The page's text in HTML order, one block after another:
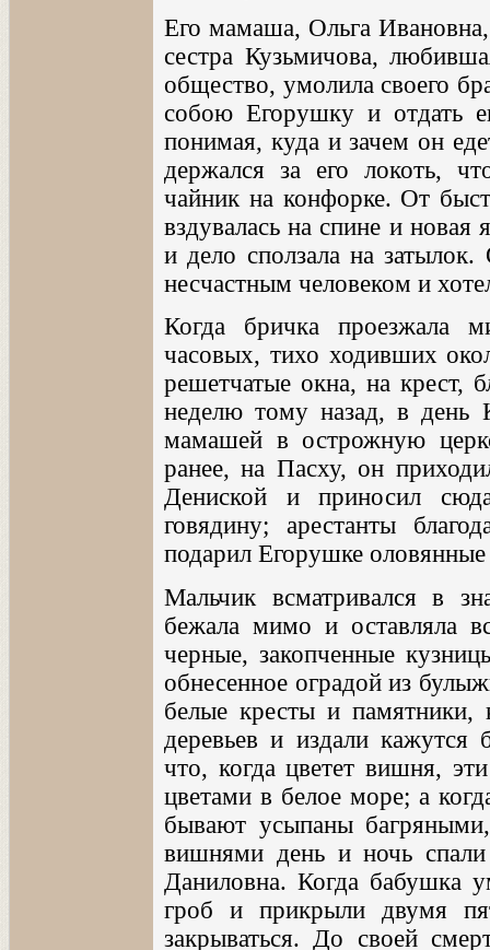
Его мамаша, Ольга Ивановна,
сестра Кузьмичова,
общество, умолила своего
собою Егорушку и отдать
понимая, куда и зачем он
держался за его локоть,
чайник на конфорке. От
вздувалась на спине и
и дело сползала на
несчастным человеком и
Когда бричка проезжала
часовых, тихо ходивших
решетчатые окна, на крест,
неделю тому назад, в день
мамашей в острожную
ранее, на Пасху, он
Дениской и приносил
говядину; арестанты
подарил Егорушке оловянные
Мальчик всматривался в
бежала мимо и оставляла
черные, закопченные
обнесенное оградой из
белые кресты и памятники,
деревьев и издали
что, когда цветет вишня,
цветами в белое море; а
бывают усыпаны
вишнями день и ночь
Даниловна. Когда бабушка
гроб и прикрыли двумя
закрываться. До своей